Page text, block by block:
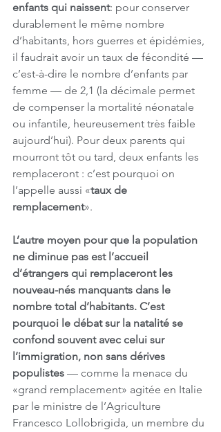
enfants qui naissent: pour conserver
durablement le même nombre
d’habitants, hors guerres et épidémies,
il faudrait avoir un taux de fécondité —
c’est-à-dire le nombre d’enfants par
femme — de 2,1 (la décimale permet
de compenser la mortalité néonatale
ou infantile, heureusement très faible
aujourd’hui). Pour deux parents qui
mourront tôt ou tard, deux enfants les
remplaceront : c’est pourquoi on
l’appelle aussi «taux de
remplacement».
L’autre moyen pour que la population
ne diminue pas est l’accueil
d’étrangers qui remplaceront les
nouveau-nés manquants dans le
nombre total d’habitants. C’est
pourquoi le débat sur la natalité se
confond souvent avec celui sur
l’immigration, non sans dérives
populistes — comme la menace du
«grand remplacement» agitée en Italie
par le ministre de l’Agriculture
Francesco Lollobrigida, un membre du